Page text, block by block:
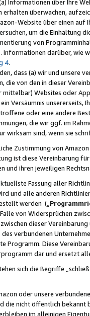
Informationen über Ihre
überwachen,
Website über einen
um die Einhaltung
von
darüber, wie
4.
dass (a) wir und
die von den in dieser
Websites oder
Versäumnis unsererseits,
oder eine andere
die wir ggf. im
wirksam sind, wenn sie
Zustimmung von
ist diese Vereinbarung
und ihren jeweiligen
Fassung aller
und alle anderen
werden („
von Widersprüchen
dieser
verbundenen
Programm. Diese
dar und ersetzt
sich die Begriffe
oder unsere
die nicht öffentlich
im alleinigen